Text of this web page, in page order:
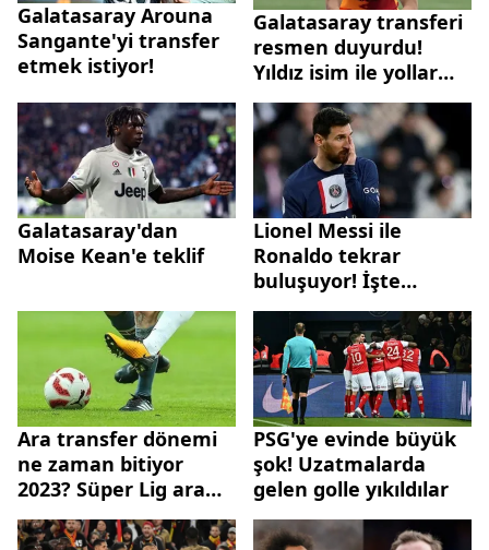
Galatasaray Arouna
Sangante'yi transfer
etmek istiyor!
Galatasaray transferi
resmen duyurdu!
Yıldız isim ile yollar
ayrıldı
Galatasaray'dan
Moise Kean'e teklif
Lionel Messi ile
Ronaldo tekrar
buluşuyor! İşte
Messi'nin görüştüğü
takım | Fotoğraflar
sızmıştı...
Ara transfer dönemi
ne zaman bitiyor
2023? Süper Lig ara
transfer sezonu ayın
kaçında bitecek?
PSG'ye evinde büyük
şok! Uzatmalarda
gelen golle yıkıldılar